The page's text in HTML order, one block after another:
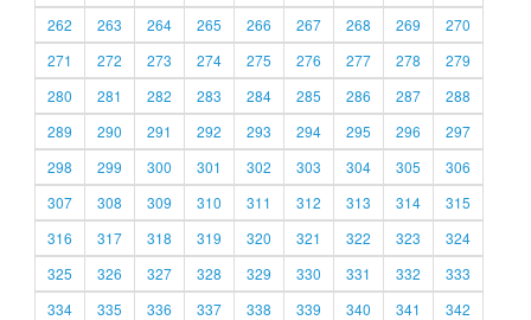
262
263 264 265 266 267 268 269
270
271
272 273 274 275 276 277 278
279
280
281 282 283 284 285 286 287
288
289
290 291 292 293 294 295 296
297
298
299 300 301 302 303 304 305
306
307
308 309 310 311 312 313 314
315
316
317 318 319 320 321 322 323
324
325
326 327 328 329 330 331 332
333
334
335 336 337 338 339 340 341 342